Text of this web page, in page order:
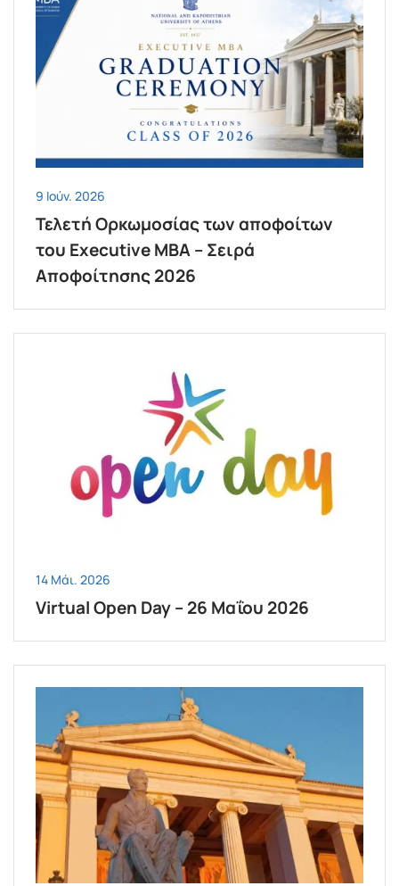
9 Ιούν. 2026
Τελετή Ορκωμοσίας των αποφοίτων
του Executive MBΑ – Σειρά
Αποφοίτησης 2026
14 Μάι. 2026
Virtual Open Day – 26 Μαΐου 2026